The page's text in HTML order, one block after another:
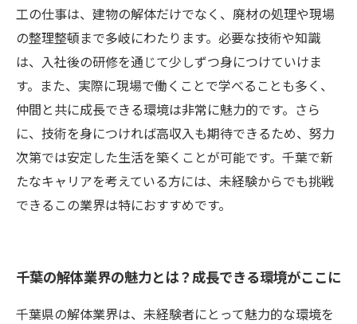
工の仕事は、建物の解体だけでなく、廃材の処理や現場
の整理整頓まで多岐にわたります。必要な技術や知識
は、入社後の研修を通じて少しずつ身につけていけま
す。また、実際に現場で働くことで学べることも多く、
仲間と共に成長できる環境は非常に魅力的です。さら
に、技術を身につければ高収入も期待できるため、努力
次第では安定した生活を築くことが可能です。千葉で新
たなキャリアを考えている方には、未経験からでも挑戦
できるこの業界は特におすすめです。
千葉の解体業界の魅力とは？成長できる環境がここに
千葉県の解体業界は、未経験者にとって魅力的な環境を